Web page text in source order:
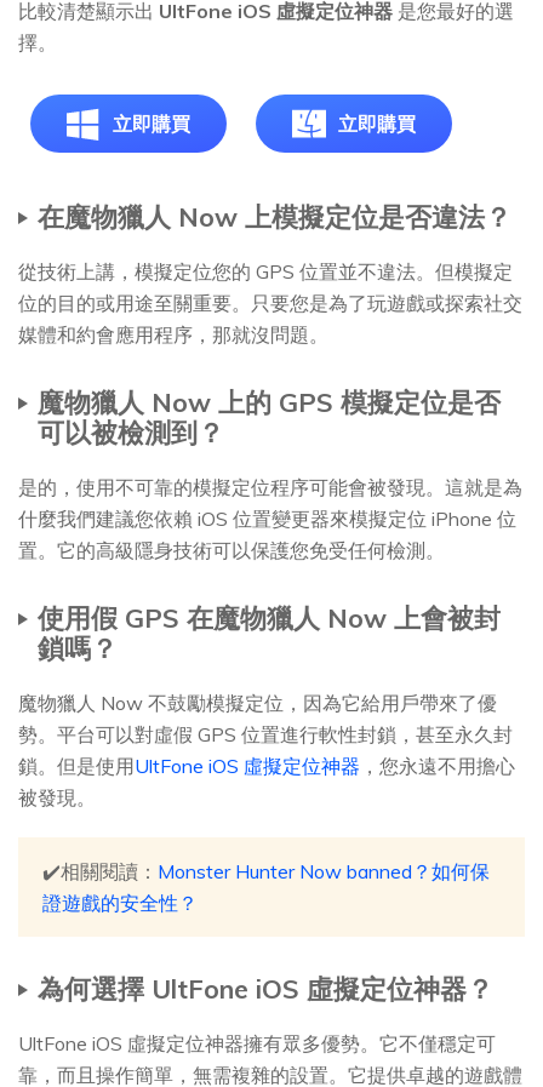
比較清楚顯示出 UltFone iOS 虛擬定位神器 是您最好的選
擇。
立即購買 立即購買
在魔物獵人 Now 上模擬定位是否違法？
從技術上講，模擬定位您的 GPS 位置並不違法。但模擬定
位的目的或用途至關重要。只要您是為了玩遊戲或探索社交
媒體和約會應用程序，那就沒問題。
魔物獵人 Now 上的 GPS 模擬定位是否
可以被檢測到？
是的，使用不可靠的模擬定位程序可能會被發現。這就是為
什麼我們建議您依賴 iOS 位置變更器來模擬定位 iPhone 位
置。它的高級隱身技術可以保護您免受任何檢測。
使用假 GPS 在魔物獵人 Now 上會被封
鎖嗎？
魔物獵人 Now 不鼓勵模擬定位，因為它給用戶帶來了優
勢。平台可以對虛假 GPS 位置進行軟性封鎖，甚至永久封
鎖。但是使用UltFone iOS 虛擬定位神器 ，您永遠不用擔心
被發現。
✔️相關閱讀： Monster Hunter Now banned？如何保
證遊戲的安全性？
為何選擇 UltFone iOS 虛擬定位神器？
UltFone iOS 虛擬定位神器擁有眾多優勢。它不僅穩定可
靠，而且操作簡單，無需複雜的設置。它提供卓越的遊戲體